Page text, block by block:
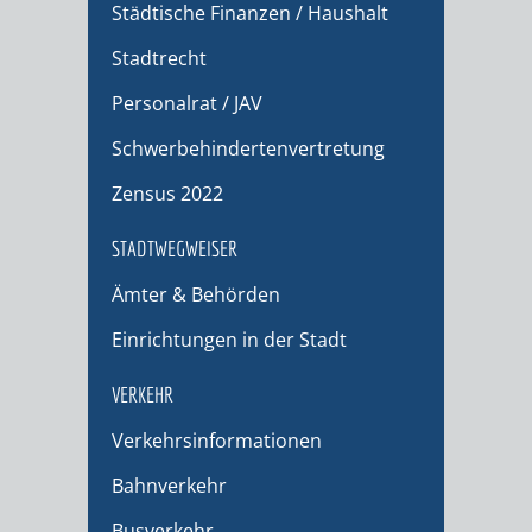
Städtische Finanzen / Haushalt
Stadtrecht
Personalrat / JAV
Schwerbehindertenvertretung
Zensus 2022
STADTWEGWEISER
Ämter & Behörden
Einrichtungen in der Stadt
VERKEHR
Verkehrsinformationen
Bahnverkehr